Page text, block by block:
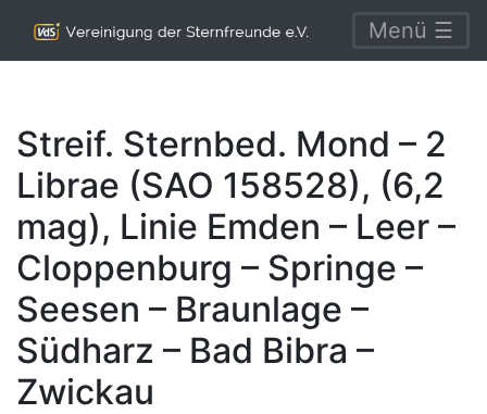
Menü ☰
Streif. Sternbed. Mond – 2
Librae (SAO 158528), (6,2
mag), Linie Emden – Leer –
Cloppenburg – Springe –
Seesen – Braunlage –
Südharz – Bad Bibra –
Zwickau